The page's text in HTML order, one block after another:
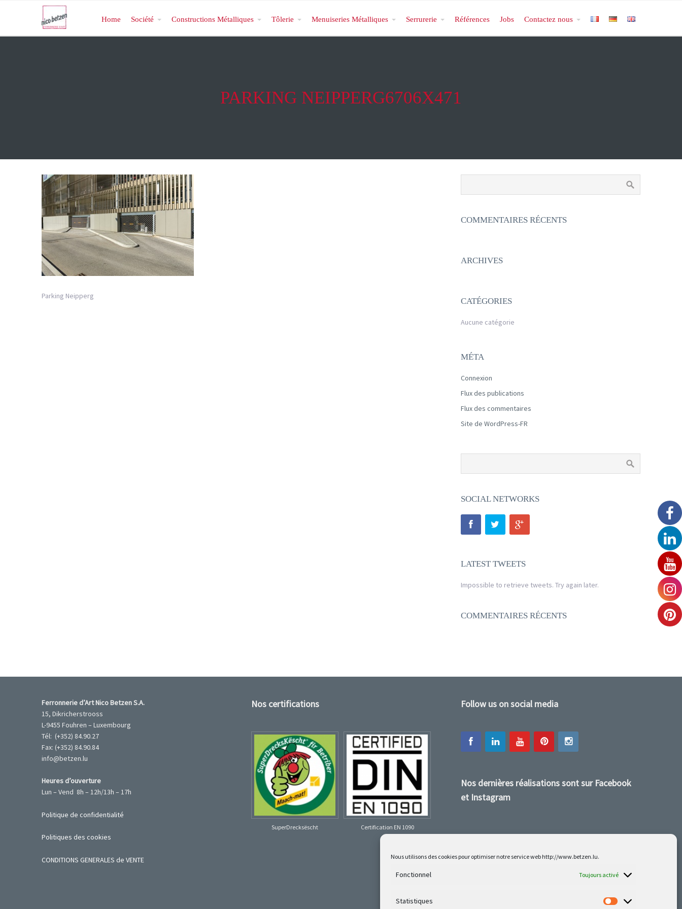
Nous utilisons des cookies pour optimiser notre service web http://www.betzen.lu.
Fonctionnel Toujours activé
Statistiques
Home Société Constructions Métalliques Tôlerie Menuiseries Métalliques Serrurerie Références Jobs Contactez nous
PARKING NEIPPERG6706X471
Parking Neipperg
COMMENTAIRES RÉCENTS
ARCHIVES
CATÉGORIES
Aucune catégorie
MÉTA
Connexion
Flux des publications
Flux des commentaires
Site de WordPress-FR
SOCIAL NETWORKS
LATEST TWEETS
Impossible to retrieve tweets. Try again later.
COMMENTAIRES RÉCENTS
Ferronnerie d’Art Nico Betzen S.A.
15, Dikricherstrooss
L-9455 Fouhren – Luxembourg
Tél: (+352) 84.90.27
Fax: (+352) 84.90.84
info@betzen.lu
Heures d’ouverture
Lun – Vend 8h – 12h/13h – 17h
Politique de confidentialité
Politiques des cookies
CONDITIONS GENERALES de VENTE
Nos certifications
SuperDrecksëscht Certification EN 1090
Follow us on social media
Nos dernières réalisations sont sur Facebook
et Instagram